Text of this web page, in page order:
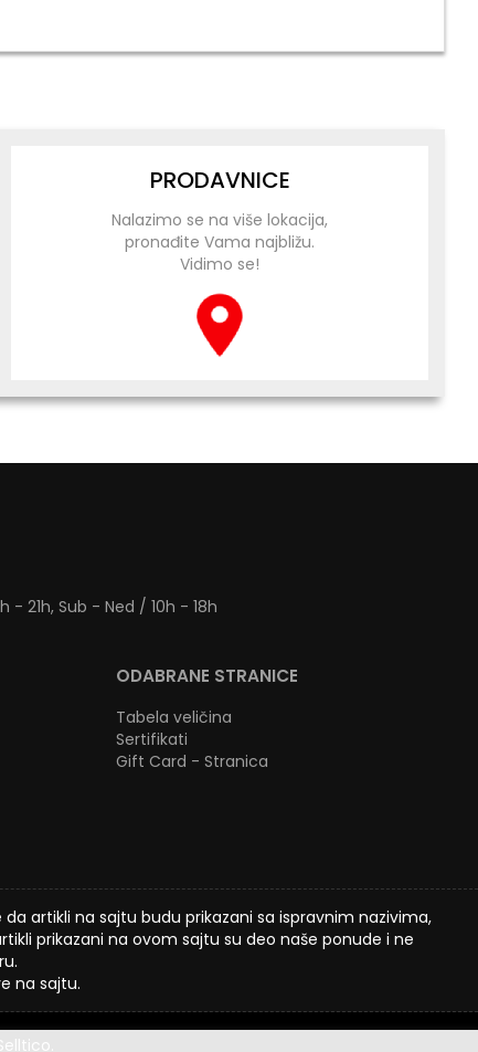
PRODAVNICE
Nalazimo se na više lokacija,
pronađite Vama najbližu.
Vidimo se!
- 21h, Sub - Ned / 10h - 18h
ODABRANE STRANICE
Tabela veličina
Sertifikati
Gift Card - Stranica
artikli na sajtu budu prikazani sa ispravnim nazivima,
prikazani na ovom sajtu su deo naše ponude i ne
na sajtu.